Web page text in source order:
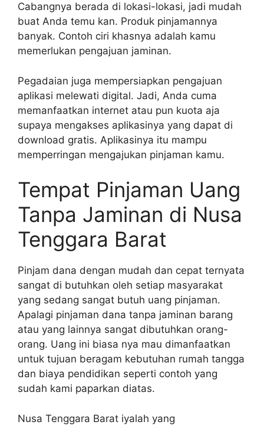
Cabangnya berada di lokasi-lokasi, jadi mudah
buat Anda temu kan. Produk pinjamannya
banyak. Contoh ciri khasnya adalah kamu
memerlukan pengajuan jaminan.
Pegadaian juga mempersiapkan pengajuan
aplikasi melewati digital. Jadi, Anda cuma
memanfaatkan internet atau pun kuota aja
supaya mengakses aplikasinya yang dapat di
download gratis. Aplikasinya itu mampu
memperringan mengajukan pinjaman kamu.
Tempat Pinjaman Uang
Tanpa Jaminan di Nusa
Tenggara Barat
Pinjam dana dengan mudah dan cepat ternyata
sangat di butuhkan oleh setiap masyarakat
yang sedang sangat butuh uang pinjaman.
Apalagi pinjaman dana tanpa jaminan barang
atau yang lainnya sangat dibutuhkan orang-
orang. Uang ini biasa nya mau dimanfaatkan
untuk tujuan beragam kebutuhan rumah tangga
dan biaya pendidikan seperti contoh yang
sudah kami paparkan diatas.
Nusa Tenggara Barat iyalah yang